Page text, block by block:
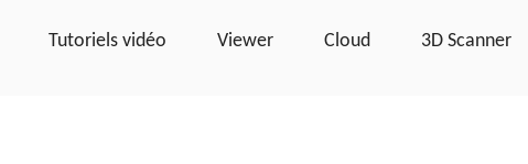
Tutoriels vidéo Viewer Cloud 3D Scanner